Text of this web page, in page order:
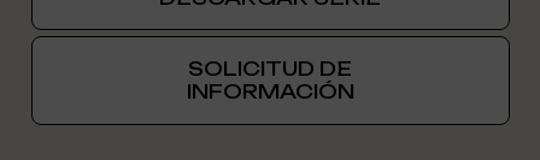
SOLICITUD DE
INFORMACIÓN